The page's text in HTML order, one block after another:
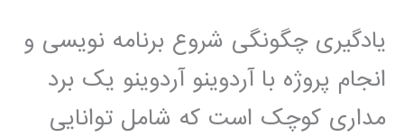
یادگیری چگونگی شروع برنامه نویسی و
انجام پروژه با آردوینو آردوینو یک برد
مداری کوچک است که شامل توانایی